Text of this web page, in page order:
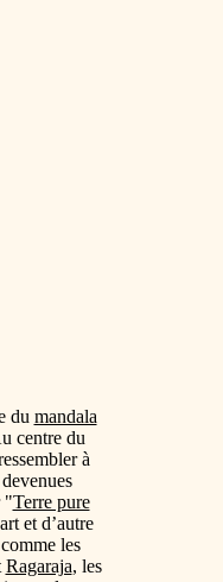
du mandala
centre du
à
"Terre pure
et d’autre
les
Ragaraja, les